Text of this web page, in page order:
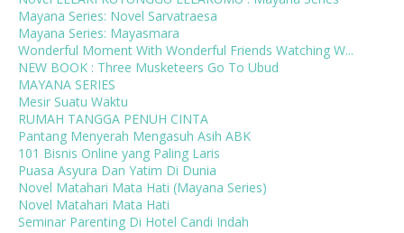
Mayana Series: Novel Sarvatraesa
Mayana Series: Mayasmara
Wonderful Moment With Wonderful Friends Watching W...
NEW BOOK : Three Musketeers Go To Ubud
MAYANA SERIES
Mesir Suatu Waktu
RUMAH TANGGA PENUH CINTA
Pantang Menyerah Mengasuh Asih ABK
101 Bisnis Online yang Paling Laris
Puasa Asyura Dan Yatim Di Dunia
Novel Matahari Mata Hati (Mayana Series)
Novel Matahari Mata Hati
Seminar Parenting Di Hotel Candi Indah